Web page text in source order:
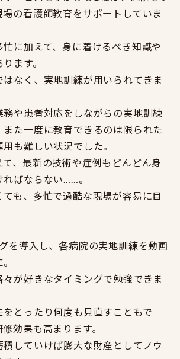
場の看護師教育をサポートしていま
に加えて、身に着けるべき知識や
ます。
なく、実地訓練が用いられてきま
務や患者対応をしながらの実地訓練
また一度に教育できるのは限られた
も難しい状況でした。
て、最新の技術や症例もどんどん身
ればならない……。
も、多忙で過酷な現場が容易に目
を導入し、各病院の実地訓練を動画
が好きなタイミングで勉強できま
をとったり何度も見直すこともで
効果も高まります。
積していけば膨大な財産としてノウ